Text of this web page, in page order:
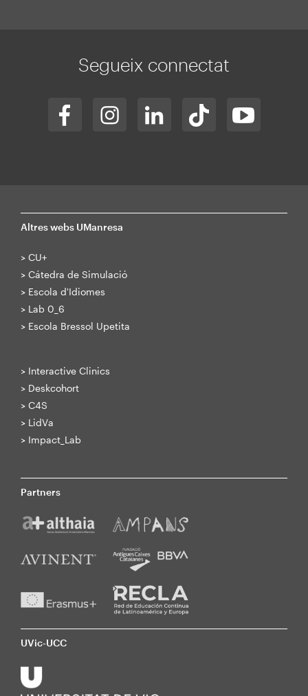
Segueix connectat
Altres webs UManresa
> CU+
> Cátedra de Simulació
> Escola d'Idiomes
> Lab 0_6
> Escola Bressol Upetita
> Interactive Clinics
> Deskcohort
> C4S
> LidVa
> Impact_Lab
Partners
UVic-UCC